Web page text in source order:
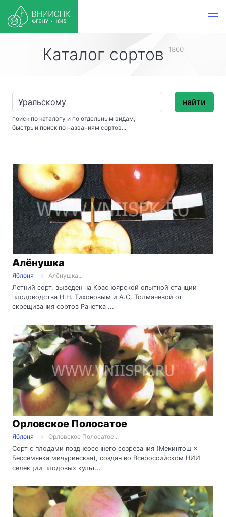
Каталог сортов 1860
поиск по каталогу и по отдельным видам,
быстрый поиск по названиям сортов...
найти
Алёнушка
Яблоня
Алёнушка...
Летний сорт, выведен на Красноярской опытной станции
плодоводства Н.Н. Тихоновым и А.С. Толмачевой от
скрещивания сортов Ранетка ...
Орловское Полосатое
Яблоня
Орловское Полосатое...
Сорт с плодами позднеосеннего созревания (Мекинтош ×
Бессемянка мичуринская), создан во Всероссийском НИИ
селекции плодовых культ...